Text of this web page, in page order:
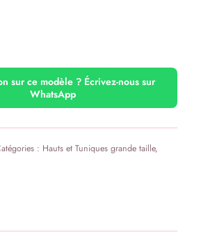
et un côté épaule dénudée
dénudée
qui permet au haut de convenir à
sur ce modèle ? Écrivez-nous sur
WhatsApp
: Hauts et Tuniques grande taille,